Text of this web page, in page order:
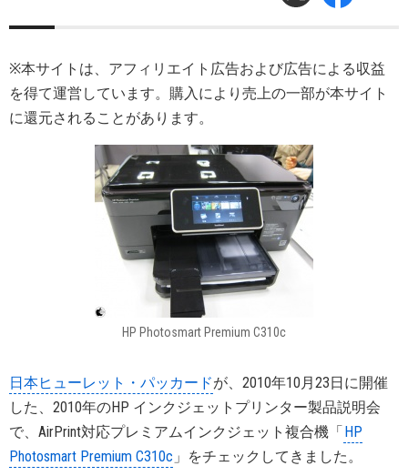
※本サイトは、アフィリエイト広告および広告による収益
を得て運営しています。購入により売上の一部が本サイト
に還元されることがあります。
HP Photosmart Premium C310c
日本ヒューレット・パッカードが、2010年10月23日に開催
した、2010年のHP インクジェットプリンター製品説明会
で、AirPrint対応プレミアムインクジェット複合機「HP
Photosmart Premium C310c 」をチェックしてきました。